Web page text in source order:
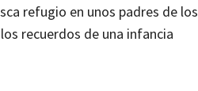
refugio en unos padres de los
recuerdos de una infancia